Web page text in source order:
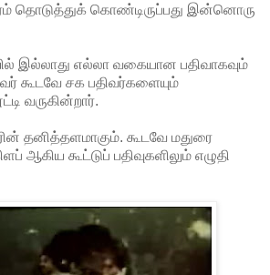
தொடுத்துக் கொண்டிருப்பது இன்னொரு
இல்லாது எல்லா வகையான பதிவாகவும்
கூடவே சக பதிவர்களையும்
வருகின்றார்.
தனித்தளமாகும். கூடவே மதுரை
ஆகிய கூட்டுப் பதிவுகளிலும் எழுதி